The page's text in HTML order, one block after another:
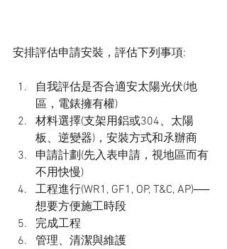
安排評估申請安裝，評估下列事項:
自我評估是否合適安太陽光伏(地
區，電錶擁有權)
材料選擇(支架用鋁或304、太陽
板、逆變器)，安裝方式和氶辦商
申請計劃(先入表申請，視地區而有
不用快慢)
工程進行(WR1, GF1, OP, T&C, AP)──
想要方便施工時段
完成工程
管理、清潔與維護